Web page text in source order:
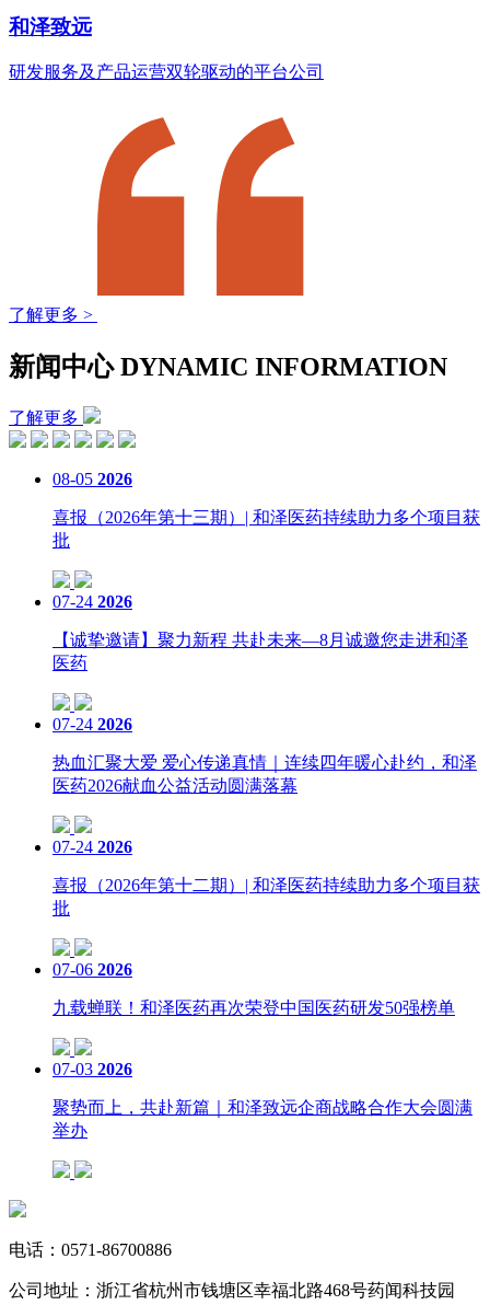
和泽致远
研发服务及产品运营双轮驱动的平台公司
了解更多 >
新闻中心DYNAMIC INFORMATION
了解更多
08-05 2026
喜报（2026年第十三期）| 和泽医药持续助力多个项目获
批
07-24 2026
【诚挚邀请】聚力新程 共赴未来—8月诚邀您走进和泽
医药
07-24 2026
热血汇聚大爱 爱心传递真情｜连续四年暖心赴约，和泽
医药2026献血公益活动圆满落幕
07-24 2026
喜报（2026年第十二期）| 和泽医药持续助力多个项目获
批
07-06 2026
九载蝉联！和泽医药再次荣登中国医药研发50强榜单
07-03 2026
聚势而上，共赴新篇｜和泽致远企商战略合作大会圆满
举办
电话： 0571-86700886
公司地址： 浙江省杭州市钱塘区幸福北路468号药闻科技园